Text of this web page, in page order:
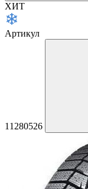
ХИТ
Артикул
11280526